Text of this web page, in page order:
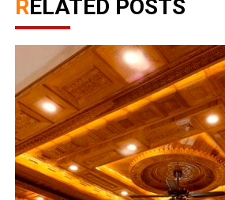
RELATED POSTS